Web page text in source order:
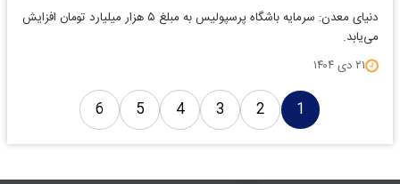
دنیای معدن: سرمایه باشگاه پرسپولیس به مبلغ ۵ هزار میلیارد تومان افزایش
می‌یابد.
۲۱ دی ۱۴۰۴
1
2
3
4
5
6